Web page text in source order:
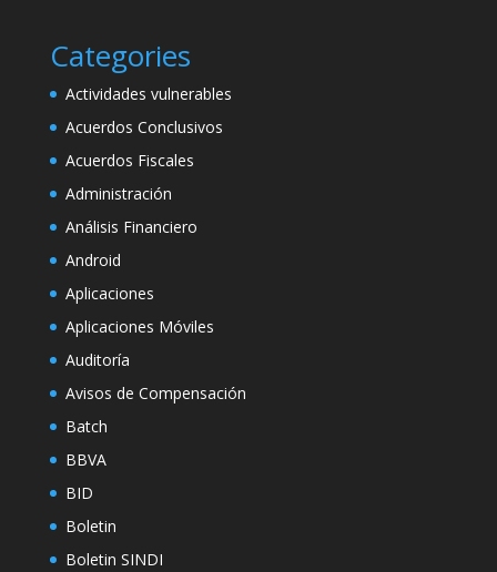
Categories
Actividades vulnerables
Acuerdos Conclusivos
Acuerdos Fiscales
Administración
Análisis Financiero
Android
Aplicaciones
Aplicaciones Móviles
Auditoría
Avisos de Compensación
Batch
BBVA
BID
Boletin
Boletin SINDI